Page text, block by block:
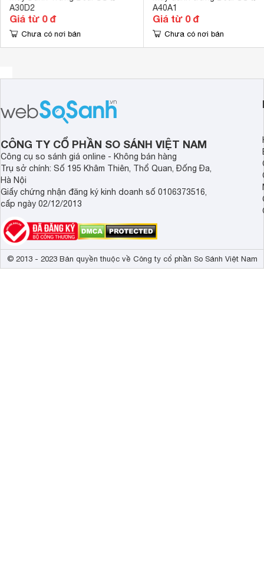
Máy sở hữu màu hồng đẹp mắt, có khả năng chống rung,
tốt nhất cho những chị em có sở thích làm bánh hoặc các
A30D2
Giá từ 0 đ
Chưa có nơi bán
A40A1
Giá từ 0 đ
Chưa có nơi bán
CÔNG TY CỔ PHẦN SO SÁNH VIỆT NAM
Công cụ so sánh giá online - Không bán hàng
Trụ sở chính: Số 195 Khâm Thiên, Thổ Quan, Đống Đa,
Hà Nội
Giấy chứng nhận đăng ký kinh doanh số 0106373516,
cấp ngày 02/12/2013
© 2013 - 2023 Bản quyền thuộc về Công ty cổ phần So Sánh Việt Nam